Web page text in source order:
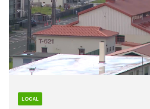
LOCAL